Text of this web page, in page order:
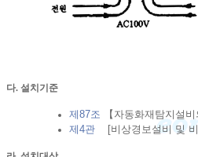
다. 설치기준
제87조 【자동화재탐지설비
제4관
[비상경보설비 및